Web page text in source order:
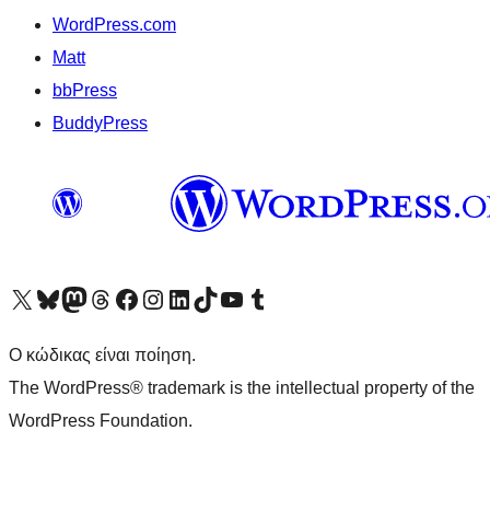
WordPress.com
Matt
bbPress
BuddyPress
Visit our X (formerly Twitter) account
Visit our Bluesky account
Επισκεφθείτε τον λογαριασμό μας στο Mastodon
Visit our Threads account
Επισκεφτείτε τη σελίδα μας στο Facebook
Επισκεφθείτε τον λογαριασμό μας Instagram
Επισκεφθείτε τον λογαριασμό μας LinkedIn
Visit our TikTok account
Visit our YouTube channel
Visit our Tumblr account
Ο κώδικας είναι ποίηση.
The WordPress® trademark is the intellectual property of the
WordPress Foundation.